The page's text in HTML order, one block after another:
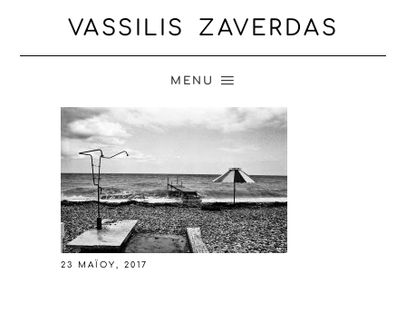
VASSILIS ZAVERDAS
MENU
23 ΜΑΪ́ΟΥ, 2017